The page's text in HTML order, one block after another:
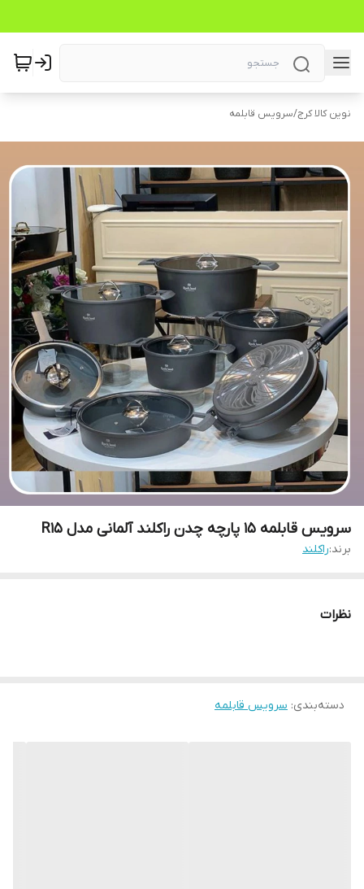
نوین کالا کرج/سرویس قابلمه
سرویس قابلمه ۱۵ پارچه چدن راکلند آلمانی مدل R15
برند:راکلند
نظرات
دسته‌بندی: سرویس قابلمه